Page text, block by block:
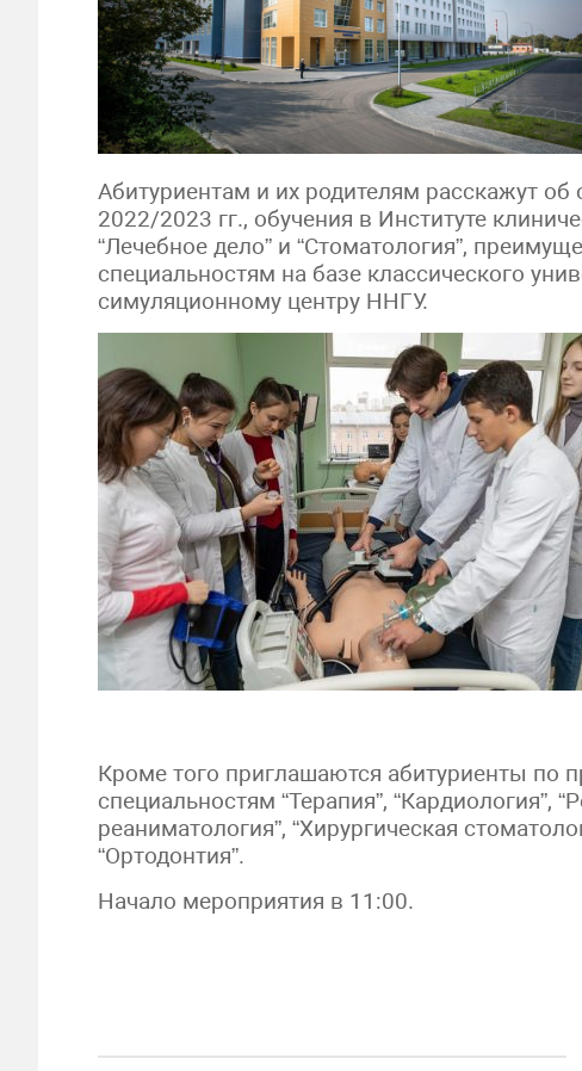
Абитуриентам и их родителям расскажут
2022/2023 гг., обучения в Институте
“Лечебное дело” и “Стоматология”,
специальностям на базе классического
симуляционному центру ННГУ.
Кроме того приглашаются абитуриенты по
специальностям “Терапия”, “Кардиология”,
реаниматология”, “Хирургическая
“Ортодонтия”.
Начало мероприятия в 11:00.